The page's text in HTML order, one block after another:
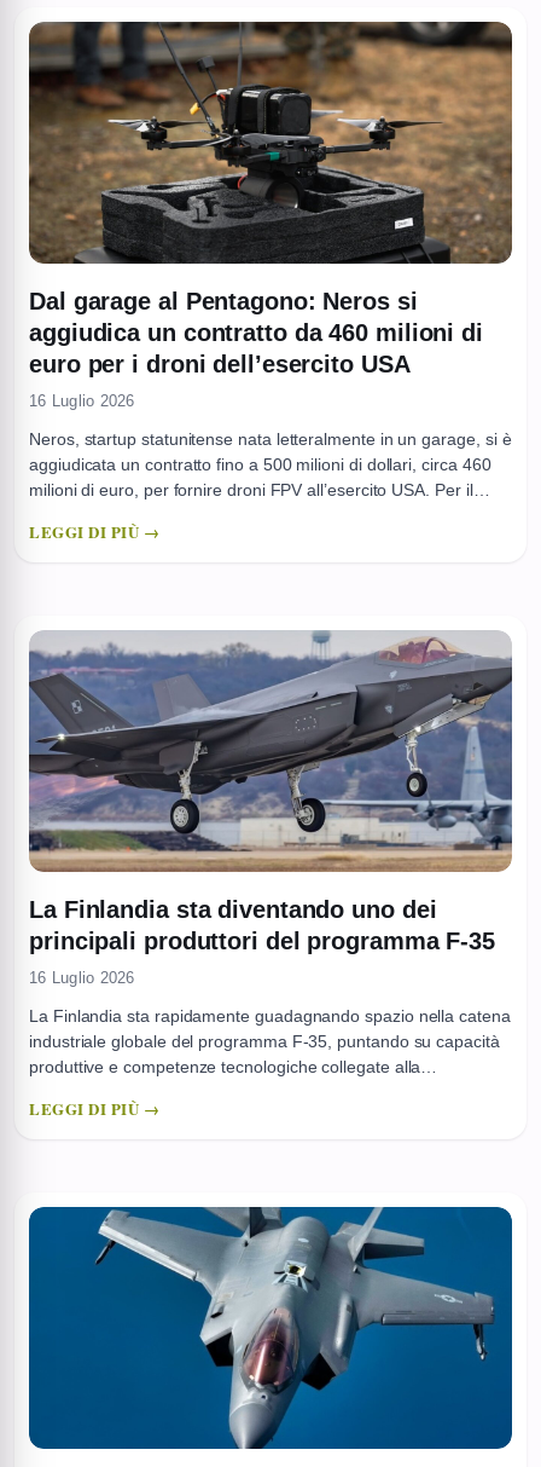
Dal garage al Pentagono: Neros si
aggiudica un contratto da 460 milioni di
euro per i droni dell’esercito USA
16 Luglio 2026
Neros, startup statunitense nata letteralmente in un garage, si è
aggiudicata un contratto fino a 500 milioni di dollari, circa 460
milioni di euro, per fornire droni FPV all’esercito USA. Per il
“attritabili”, prodotti in serie e sostituibili rapidamente. La notizia
LEGGI DI PIÙ →
La Finlandia sta diventando uno dei
principali produttori del programma F-35
16 Luglio 2026
La Finlandia sta rapidamente guadagnando spazio nella catena
industriale globale del programma F-35, puntando su capacità
produttive e competenze tecnologiche collegate alla
La dinamica è legata a una scelta politica e militare precisa:
LEGGI DI PIÙ →